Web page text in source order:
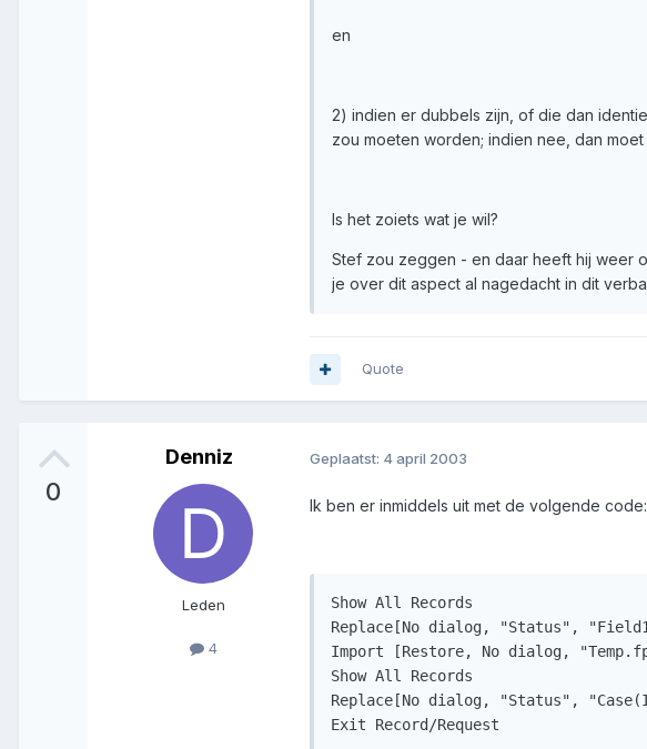
en
2) indien er dubbels zijn, of die dan
zou moeten worden; indien nee, dan
Is het zoiets wat je wil?
Stef zou zeggen - en daar heeft hij weer
je over dit aspect al nagedacht in dit
Quote
0
Denniz
Leden
4
Geplaatst: 4 april 2003
Ik ben er inmiddels uit met de volgende code:
Show All Records
Replace[No dialog, "Status",
Import [Restore, No dialog,
Show All Records
Replace[No dialog, "Status",